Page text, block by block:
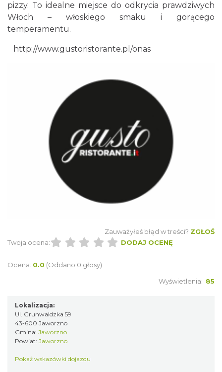
pizzy. To idealne miejsce do odkrycia prawdziwych
Włoch – włoskiego smaku i gorącego
temperamentu.
http://www.gustoristorante.pl/onas
Zauważyłeś błąd w treści? ZGŁOŚ
Twoja ocena:
DODAJ OCENĘ
Ocena: 0.0 (Oddano 0 głosy)
Wyświetlenia: 85
Lokalizacja:
Ul. Grunwaldzka 59
43-600 Jaworzno
Gmina: Jaworzno
Powiat: Jaworzno
Pokaż wskazówki dojazdu